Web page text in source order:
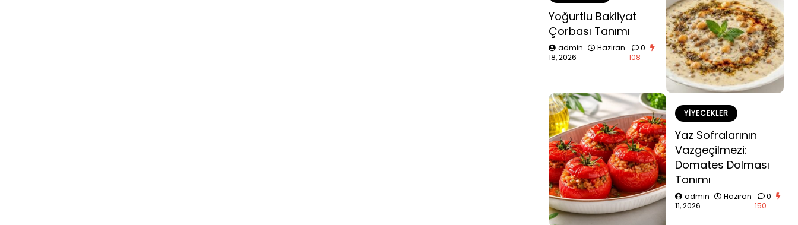
Yoğurtlu Bakliyat
Çorbası Tanımı
admin
Haziran
18, 2026
0
108
YIYECEKLER
Yaz Sofralarının
Vazgeçilmezi:
Domates Dolması
Tanımı
admin
Haziran
11, 2026
0
150